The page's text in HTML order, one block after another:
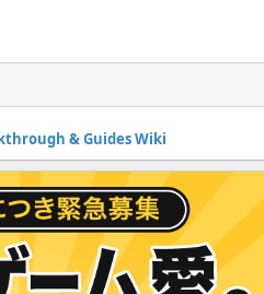
& Guides Wiki